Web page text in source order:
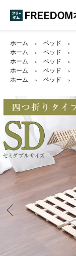
ホーム ＞ ベッド ＞
ホーム
＞ ベッド ＞
ホーム
＞ ベッド ＞
ホーム
＞ ベッド ＞
ホーム
＞ ベッド ＞